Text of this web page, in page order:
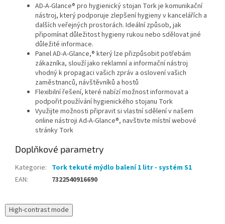
AD-A-Glance® pro hygienický stojan Tork je komunikační
nástroj, který podporuje zlepšení hygieny v kancelářích a
dalších veřejných prostorách. Ideální způsob, jak
připomínat důležitost hygieny rukou nebo sdělovat jiné
důležité informace.
Panel AD-A-Glance,® který lze přizpůsobit potřebám
zákazníka, slouží jako reklamní a informační nástroj
vhodný k propagaci vašich zpráv a oslovení vašich
zaměstnanců, návštěvníků a hostů
Flexibilní řešení, které nabízí možnost informovat a
podpořit používání hygienického stojanu Tork
Využijte možnosti připravit si vlastní sdělení v našem
online nástroji Ad-A-Glance®, navštivte místní webové
stránky Tork
Doplňkové parametry
Kategorie: Tork tekuté mýdlo balení 1 litr - systém S1
EAN: 7322540916690
High-contrast mode